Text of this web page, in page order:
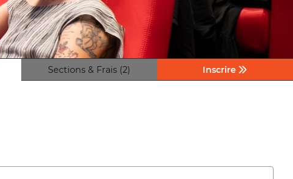
Sections & Frais (2) Inscrire